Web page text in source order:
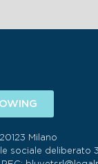
Milano
sociale deliberato